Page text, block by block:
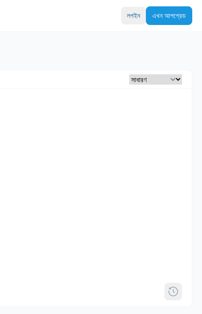
লগইন এখন আপগ্রেড